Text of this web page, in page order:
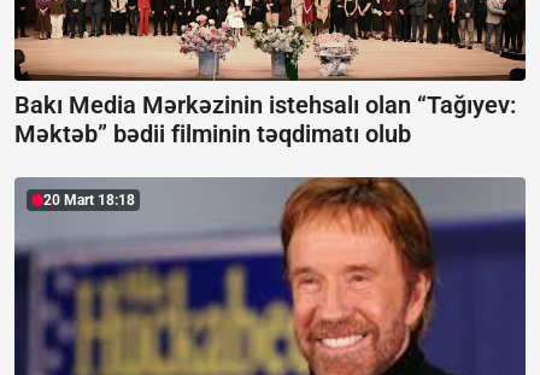
Bakı Media Mərkəzinin istehsalı olan “Tağıyev:
Məktəb” bədii filminin təqdimatı olub
20 Mart 18:18